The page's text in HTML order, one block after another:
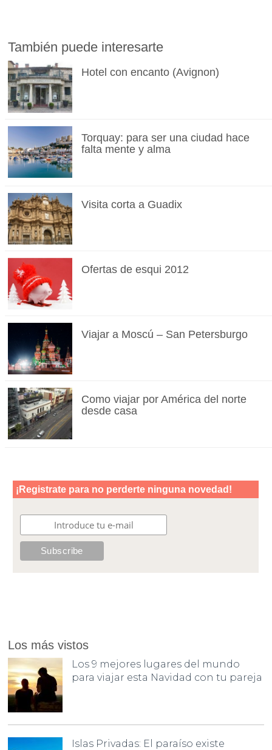
También puede interesarte
Hotel con encanto (Avignon)
Torquay: para ser una ciudad hace
falta mente y alma
Visita corta a Guadix
Ofertas de esqui 2012
Viajar a Moscú – San Petersburgo
Como viajar por América del norte
desde casa
Los más vistos
Los 9 mejores lugares del mundo
para viajar esta Navidad con tu pareja
Islas Privadas: El paraíso existe